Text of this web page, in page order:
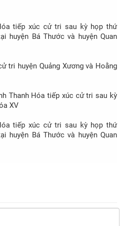
tiếp xúc cử tri sau kỳ họp thứ
huyện Bá Thước và huyện Quan
tri huyện Quảng Xương và Hoằng
Thanh Hóa tiếp xúc cử tri sau kỳ
XV
tiếp xúc cử tri sau kỳ họp thứ
huyện Bá Thước và huyện Quan